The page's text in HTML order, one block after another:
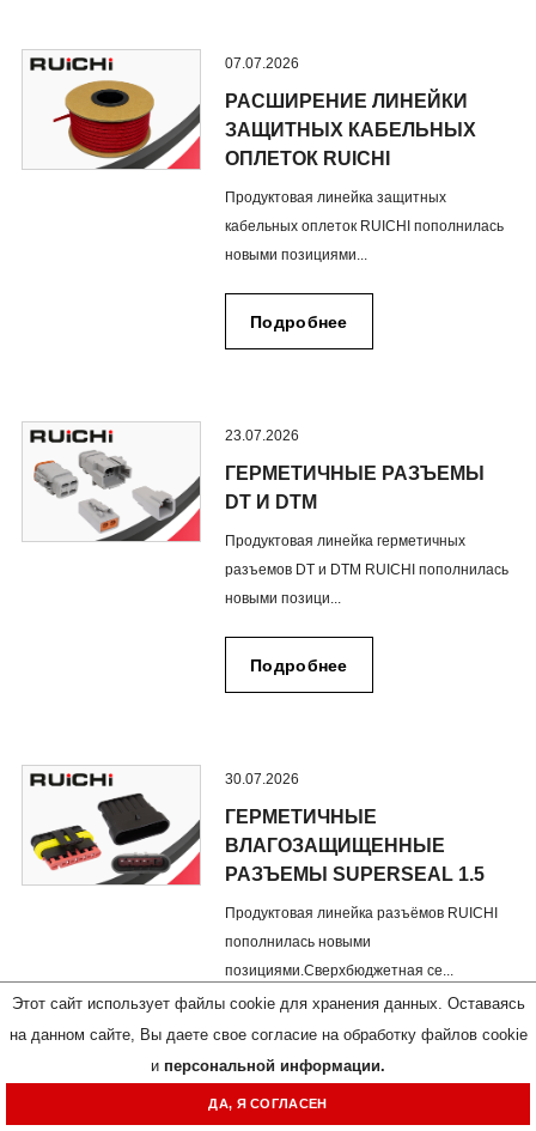
07.07.2026
РАСШИРЕНИЕ ЛИНЕЙКИ
ЗАЩИТНЫХ КАБЕЛЬНЫХ
ОПЛЕТОК RUICHI
Продуктовая линейка защитных
кабельных оплеток RUICHI пополнилась
новыми позициями...
Подробнее
23.07.2026
ГЕРМЕТИЧНЫЕ РАЗЪЕМЫ
DT И DTM
Продуктовая линейка герметичных
разъемов DT и DTM RUICHI пополнилась
новыми позици...
Подробнее
30.07.2026
ГЕРМЕТИЧНЫЕ
ВЛАГОЗАЩИЩЕННЫЕ
РАЗЪЕМЫ SUPERSEAL 1.5
Продуктовая линейка разъёмов RUICHI
пополнилась новыми
позициями.Сверхбюджетная се...
Подробнее
Этот сайт использует файлы cookie для хранения данных. Оставаясь
на данном сайте, Вы даете свое согласие на обработку файлов cookie
и персональной информации.
ДА, Я СОГЛАСЕН